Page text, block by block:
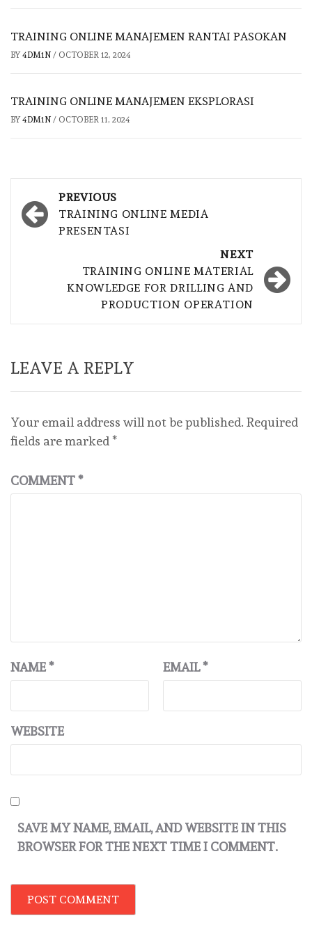
TRAINING ONLINE MANAJEMEN RANTAI PASOKAN
BY 4DM1N / OCTOBER 12, 2024
TRAINING ONLINE MANAJEMEN EKSPLORASI
BY 4DM1N / OCTOBER 11, 2024
Post
navigation
PREVIOUS
TRAINING ONLINE MEDIA
PRESENTASI
NEXT
TRAINING ONLINE MATERIAL
KNOWLEDGE FOR DRILLING AND
PRODUCTION OPERATION
LEAVE A REPLY
Your email address will not be published. Required
fields are marked *
COMMENT*
NAME* EMAIL*
WEBSITE
SAVE MY NAME, EMAIL, AND WEBSITE IN THIS
BROWSER FOR THE NEXT TIME I COMMENT.